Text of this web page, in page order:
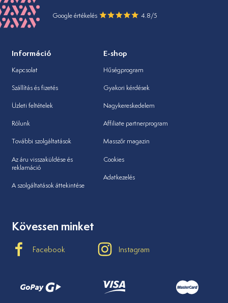
Google értékelés 4.8/5
Információ
Kapcsolat
Szállítás és fizetés
Üzleti feltételek
Rólunk
További szolgáltatások
Az áru visszaküldése és
reklamáció
A szolgáltatások áttekintése
E-shop
Hűségprogram
Gyakori kérdések
Nagykereskedelem
Affiliate partnerprogram
Masszőr magazin
Cookies
Adatkezelés
Kövessen minket
Facebook Instagram